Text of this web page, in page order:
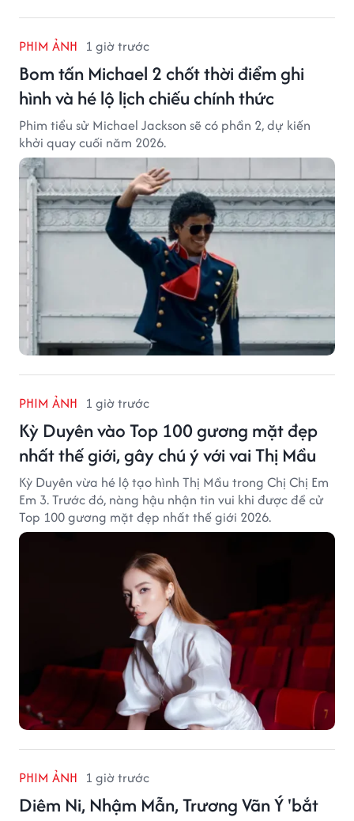
PHIM ẢNH 1 giờ trước
Bom tấn Michael 2 chốt thời điểm ghi
hình và hé lộ lịch chiếu chính thức
Phim tiểu sử Michael Jackson sẽ có phần 2, dự kiến
khởi quay cuối năm 2026.
PHIM ẢNH 1 giờ trước
Kỳ Duyên vào Top 100 gương mặt đẹp
nhất thế giới, gây chú ý với vai Thị Mầu
Kỳ Duyên vừa hé lộ tạo hình Thị Mầu trong Chị Chị Em
Em 3. Trước đó, nàng hậu nhận tin vui khi được đề cử
Top 100 gương mặt đẹp nhất thế giới 2026.
PHIM ẢNH 1 giờ trước
Diêm Ni, Nhậm Mẫn, Trương Vãn Ý 'bắt